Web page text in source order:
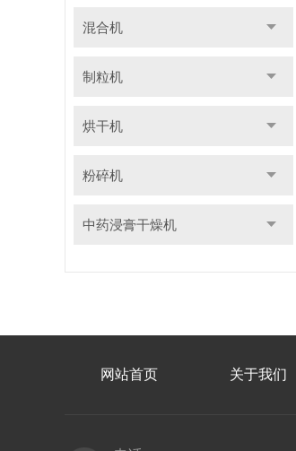
混合机
制粒机
烘干机
粉碎机
中药浸膏干燥机
网站首页 关于我们